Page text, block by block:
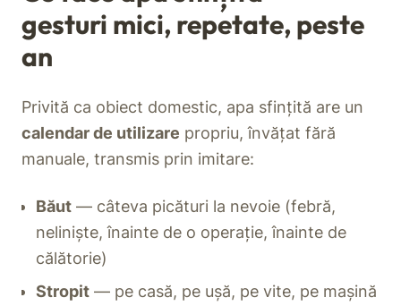
gesturi mici, repetate, peste
an
Privită ca obiect domestic, apa sfințită are un
calendar de utilizare propriu, învățat fără
manuale, transmis prin imitare:
Băut — câteva picături la nevoie (febră,
neliniște, înainte de o operație, înainte de
călătorie)
Stropit — pe casă, pe ușă, pe vite, pe mașină